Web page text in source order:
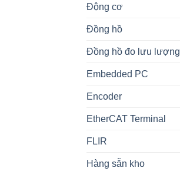
Động cơ
Đồng hồ
Đồng hồ đo lưu lượng
Embedded PC
Encoder
EtherCAT Terminal
FLIR
Hàng sẵn kho